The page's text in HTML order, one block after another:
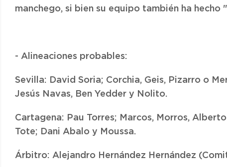
manchego, si bien su equipo también ha
- Alineaciones probables:
Sevilla: David Soria; Corchia, Geis, Pizarro o
Jesús Navas, Ben Yedder y Nolito.
Cartagena: Pau Torres; Marcos, Morros,
Tote; Dani Abalo y Moussa.
Árbitro: Alejandro Hernández Hernández